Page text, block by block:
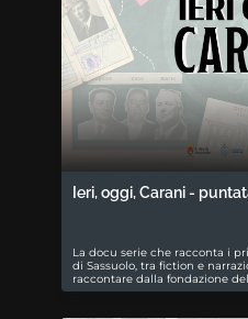
Ieri, oggi, Carani -
La docu serie che racconta i
di Sassuolo, tra fiction e
raccontare dalla fondazione